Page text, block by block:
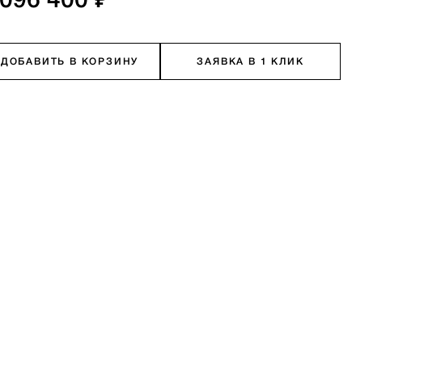
ДОБАВИТЬ В КОРЗИНУ ЗАЯВКА В 1 КЛИК